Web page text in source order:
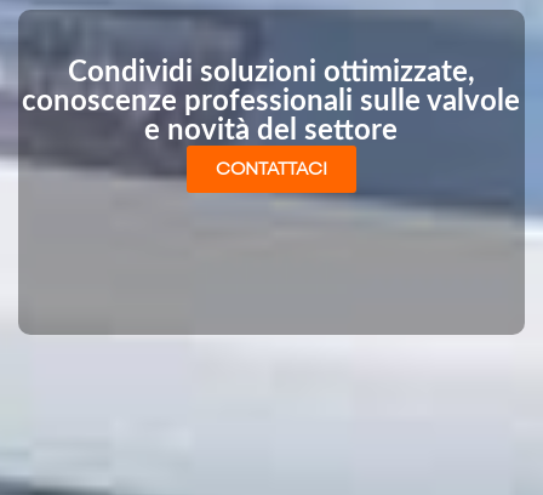
Condividi soluzioni ottimizzate,
conoscenze professionali sulle valvole
e novità del settore
CONTATTACI